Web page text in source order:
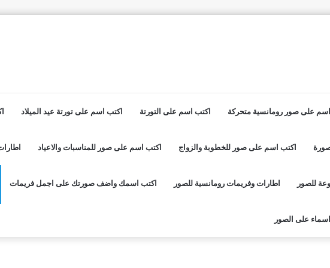
على صور رومانسية متحركة اكتب اسم على التورتة اكتب اسم على تورتة عيد الميلاد
اكتب اسم على صور للخطوبة والزواج اكتب اسم على صور للمناسبات والاعياد
للصور اطارات وفريمات رومانسية للصور اكتب اسمك واضف صورتك على اجمل فريمات
على الصور